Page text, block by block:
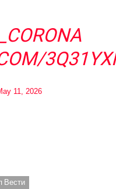
11, 2026
Вести